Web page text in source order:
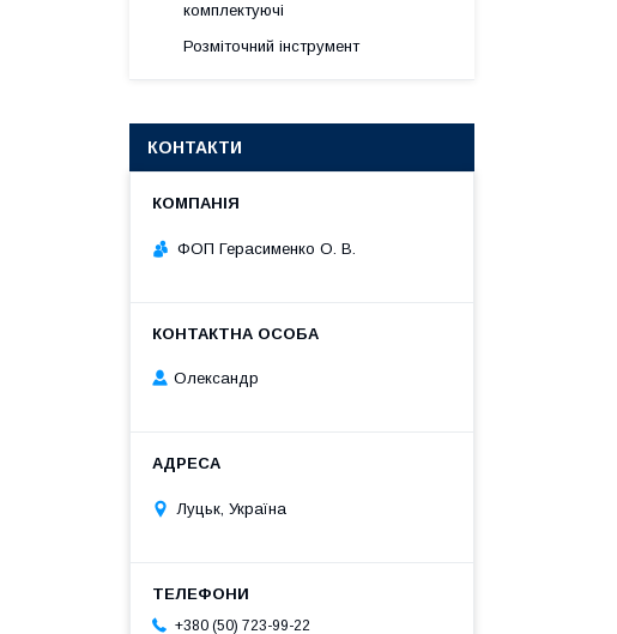
комплектуючі
Розміточний інструмент
КОНТАКТИ
ФОП Герасименко О. В.
Олександр
Луцьк, Україна
+380 (50) 723-99-22